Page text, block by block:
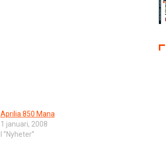
Aprilia 850 Mana
1 januari, 2008
I ”Nyheter”